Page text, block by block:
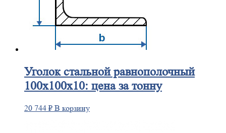
Уголокстальной равнополочный
100х100х10: цена за тонну
20 744 ₽ В корзину